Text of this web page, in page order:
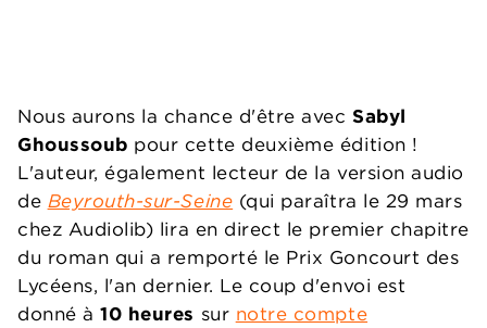
Nous aurons la chance d'être avecSabyl
Ghoussoub pour cette deuxième édition !
L'auteur, également lecteur de la version audio
de Beyrouth-sur-Seine (qui paraîtra le 29 mars
chez Audiolib) lira en direct le premier chapitre
du roman qui a remporté le Prix Goncourt des
Lycéens, l'an dernier. Le coup d'envoi est
donné à10 heures sur notre compte